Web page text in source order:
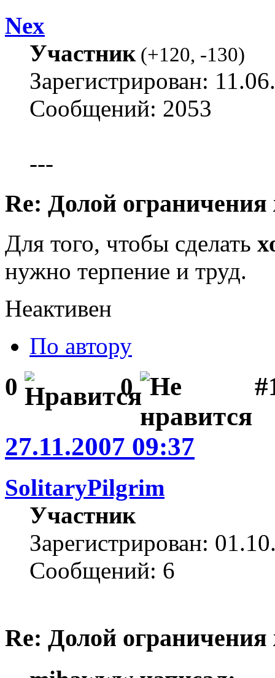
Nex
Участник(+120, -130)
Зарегистрирован:
Сообщений: 2053
---
Re: Долой
Для того, чтобы сделать
нужно терпение и труд.
Неактивен
По автору
0 0
27.11.2007 09:37
SolitaryPilgrim
Участник
Зарегистрирован:
Сообщений: 6
Re: Долой